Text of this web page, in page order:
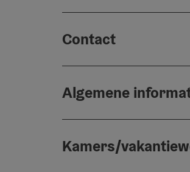
Contact
Algemene
Kamers/